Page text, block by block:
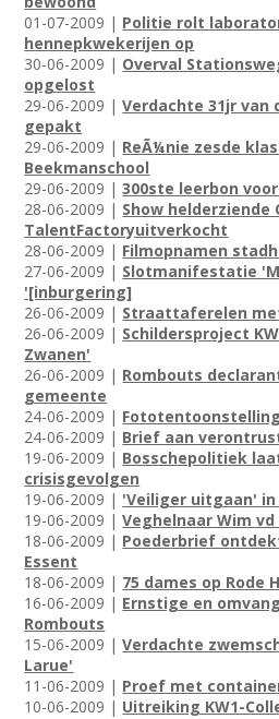
01-07-2009 | Politie rolt
hennepkwekerijen op
30-06-2009 | Overval
opgelost
29-06-2009 |Verdachte 31jr van
gepakt
29-06-2009 | ReÃ¼nie zesde
Beekmanschool
29-06-2009 |300ste leerbon
28-06-2009 | Show helderziende
TalentFactoryuitverkocht
28-06-2009 | Filmopnamen
27-06-2009 | Slotmanifestatie
'[inburgering]
26-06-2009 | Straattaferelen
26-06-2009 | Schildersproject
Zwanen'
26-06-2009 | Rombouts
gemeente
24-06-2009 |
24-06-2009 | Brief aan
19-06-2009 | Bosschepolitiek
crisisgevolgen
19-06-2009 | 'Veiliger uitgaan'
19-06-2009 |Veghelnaar Wim
18-06-2009 | Poederbrief
Essent
18-06-2009 | 75 dames op Rode
16-06-2009 | Ernstige en
Rombouts
15-06-2009 |Verdachte
Larue'
11-06-2009 | Proef met
10-06-2009 | Uitreiking KW1-